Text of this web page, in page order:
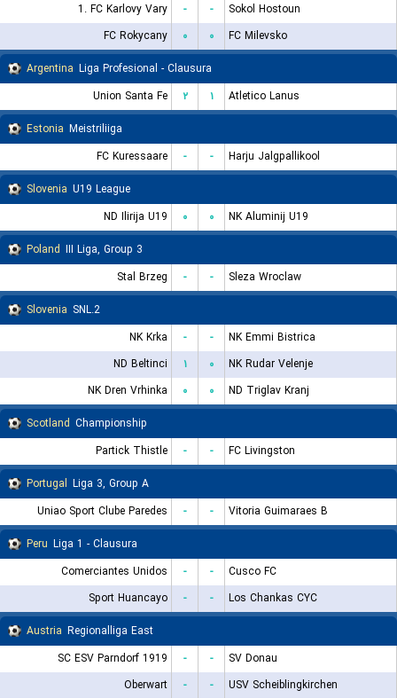
1. FC Karlovy Vary
- -
Sokol Hostoun
FC Rokycany
۰ ۰
FC Milevsko
Argentina Liga Profesional - Clausura
Union Santa Fe
۲ ۱
Atletico Lanus
Estonia Meistriliiga
FC Kuressaare
- -
Harju Jalgpallikool
Slovenia U19 League
ND Ilirija U19
۰ ۰
NK Aluminij U19
Poland III Liga, Group 3
Stal Brzeg
- -
Sleza Wroclaw
Slovenia
2.SNL
NK Krka
- -
NK Emmi Bistrica
ND Beltinci
۱ ۰
NK Rudar Velenje
NK Dren Vrhinka
۰ ۰
ND Triglav Kranj
Scotland Championship
Partick Thistle
- -
FC Livingston
Portugal Liga 3, Group A
Uniao Sport Clube Paredes
- -
Vitoria Guimaraes B
Peru Liga 1 - Clausura
Comerciantes Unidos
- -
Cusco FC
Sport Huancayo
- -
Los Chankas CYC
Austria Regionalliga East
SC ESV Parndorf 1919
- -
SV Donau
Oberwart
- -
USV Scheiblingkirchen